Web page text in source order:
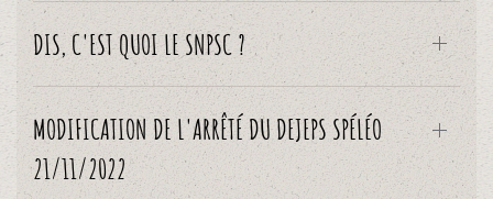
DIS, C'EST QUOI LE SNPSC ?
MODIFICATION DE L'ARRÊTÉ DU DEJEPS SPÉLÉO
21/11/2022